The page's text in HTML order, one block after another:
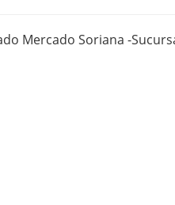
Mercado Soriana -